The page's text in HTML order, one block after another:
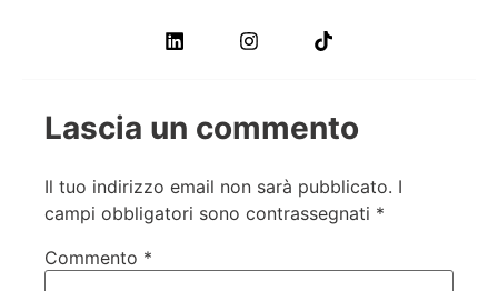
Lascia un commento
Il tuo indirizzo email non sarà pubblicato. I
campi obbligatori sono contrassegnati *
Commento *